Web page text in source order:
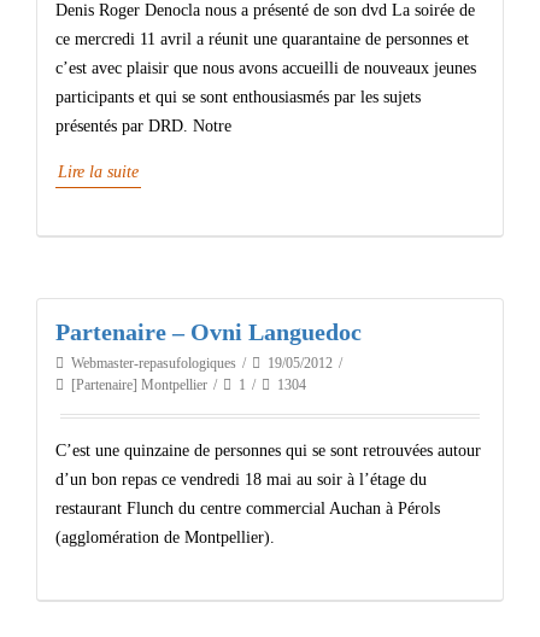
Denis Roger Denocla nous a présenté de son dvd La soirée de
ce mercredi 11 avril a réunit une quarantaine de personnes et
c’est avec plaisir que nous avons accueilli de nouveaux jeunes
participants et qui se sont enthousiasmés par les sujets
présentés par DRD. Notre
Lire la suite
Partenaire – Ovni Languedoc
Webmaster-repasufologiques
19/05/2012
[Partenaire] Montpellier
1 1304
C’est une quinzaine de personnes qui se sont retrouvées autour
d’un bon repas ce vendredi 18 mai au soir à l’étage du
restaurant Flunch du centre commercial Auchan à Pérols
(agglomération de Montpellier).